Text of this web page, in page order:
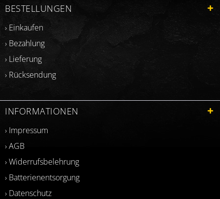
BESTELLUNGEN
› Einkaufen
› Bezahlung
› Lieferung
› Rücksendung
INFORMATIONEN
› Impressum
› AGB
› Widerrufsbelehrung
› Batterienentsorgung
› Datenschutz